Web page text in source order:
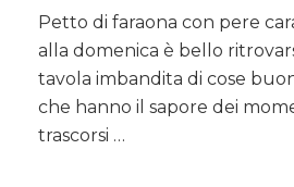
di
con
Petto di faraona con pere
alla domenica è bello
tavola imbandita di cose
che hanno il sapore dei
trascorsi …